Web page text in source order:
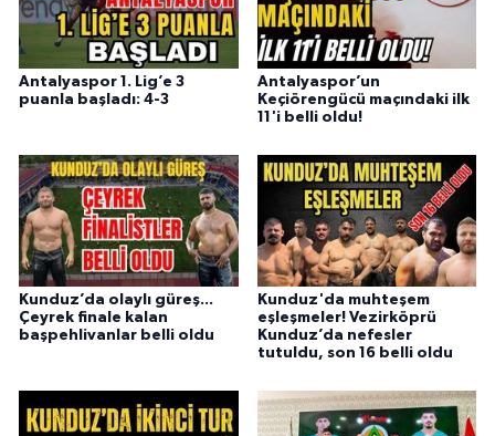
Antalyaspor 1. Lig’e 3
puanla başladı: 4-3
Antalyaspor’un
Keçiörengücü maçındaki ilk
11'i belli oldu!
Kunduz’da olaylı güreş...
Çeyrek finale kalan
başpehlivanlar belli oldu
Kunduz'da muhteşem
eşleşmeler! Vezirköprü
Kunduz’da nefesler
tutuldu, son 16 belli oldu